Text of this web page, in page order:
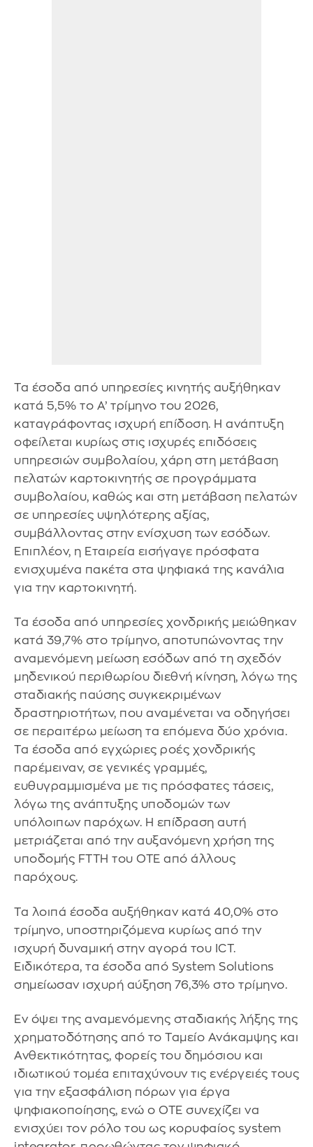
Τα έσοδα από υπηρεσίες κινητής αυξήθηκαν
κατά 5,5% το Α’ τρίμηνο του 2026,
καταγράφοντας ισχυρή επίδοση. Η ανάπτυξη
οφείλεται κυρίως στις ισχυρές επιδόσεις
υπηρεσιών συμβολαίου, χάρη στη μετάβαση
πελατών καρτοκινητής σε προγράμματα
συμβολαίου, καθώς και στη μετάβαση πελατών
σε υπηρεσίες υψηλότερης αξίας,
συμβάλλοντας στην ενίσχυση των εσόδων.
Επιπλέον, η Εταιρεία εισήγαγε πρόσφατα
ενισχυμένα πακέτα στα ψηφιακά της κανάλια
για την καρτοκινητή.
Τα έσοδα από υπηρεσίες χονδρικής μειώθηκαν
κατά 39,7% στο τρίμηνο, αποτυπώνοντας την
αναμενόμενη μείωση εσόδων από τη σχεδόν
μηδενικού περιθωρίου διεθνή κίνηση, λόγω της
σταδιακής παύσης συγκεκριμένων
δραστηριοτήτων, που αναμένεται να οδηγήσει
σε περαιτέρω μείωση τα επόμενα δύο χρόνια.
Τα έσοδα από εγχώριες ροές χονδρικής
παρέμειναν, σε γενικές γραμμές,
ευθυγραμμισμένα με τις πρόσφατες τάσεις,
λόγω της ανάπτυξης υποδομών των
υπόλοιπων παρόχων. Η επίδραση αυτή
μετριάζεται από την αυξανόμενη χρήση της
υποδομής FTTH του ΟΤΕ από άλλους
παρόχους.
Τα λοιπά έσοδα αυξήθηκαν κατά 40,0% στο
τρίμηνο, υποστηριζόμενα κυρίως από την
ισχυρή δυναμική στην αγορά του ICT.
Ειδικότερα, τα έσοδα από System Solutions
σημείωσαν ισχυρή αύξηση 76,3% στο τρίμηνο.
Εν όψει της αναμενόμενης σταδιακής λήξης της
χρηματοδότησης από το Ταμείο Ανάκαμψης και
Ανθεκτικότητας, φορείς του δημόσιου και
ιδιωτικού τομέα επιταχύνουν τις ενέργειές τους
για την εξασφάλιση πόρων για έργα
ψηφιακοποίησης, ενώ ο ΟΤΕ συνεχίζει να
ενισχύει τον ρόλο του ως κορυφαίος system